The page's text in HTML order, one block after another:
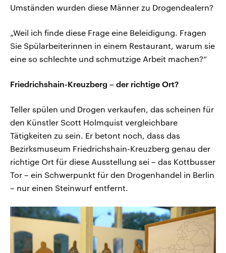
Umständen wurden diese Männer zu Drogendealern?
„Weil ich finde diese Frage eine Beleidigung. Fragen
Sie Spülarbeiterinnen in einem Restaurant, warum sie
eine so schlechte und schmutzige Arbeit machen?“
Friedrichshain-Kreuzberg – der richtige Ort?
Teller spülen und Drogen verkaufen, das scheinen für
den Künstler Scott Holmquist vergleichbare
Tätigkeiten zu sein. Er betont noch, dass das
Bezirksmuseum Friedrichshain-Kreuzberg genau der
richtige Ort für diese Ausstellung sei – das Kottbusser
Tor – ein Schwerpunkt für den Drogenhandel in Berlin
– nur einen Steinwurf entfernt.